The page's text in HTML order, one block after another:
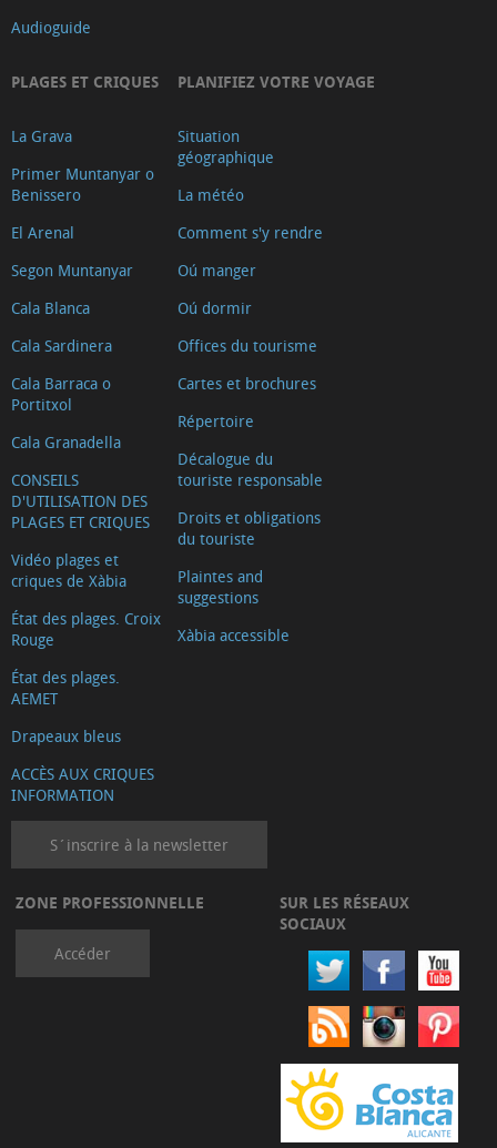
Audioguide
PLAGES ET CRIQUES
La Grava
Primer Muntanyar o
Benissero
El Arenal
Segon Muntanyar
Cala Blanca
Cala Sardinera
Cala Barraca o
Portitxol
Cala Granadella
CONSEILS
D'UTILISATION DES
PLAGES ET CRIQUES
Vidéo plages et
criques de Xàbia
État des plages. Croix
Rouge
État des plages.
AEMET
Drapeaux bleus
ACCÈS AUX CRIQUES
INFORMATION
PLANIFIEZ VOTRE VOYAGE
Situation
géographique
La météo
Comment s'y rendre
Oú manger
Oú dormir
Offices du tourisme
Cartes et brochures
Répertoire
Décalogue du
touriste responsable
Droits et obligations
du touriste
Plaintes and
suggestions
Xàbia accessible
S´inscrire à la newsletter
ZONE PROFESSIONNELLE
Accéder
SUR LES RÉSEAUX
SOCIAUX